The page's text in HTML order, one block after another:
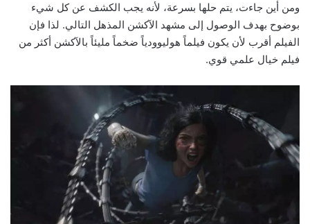
ومن أين جاءت، يتم حلها بسرعة، لأنه يجب الكشف عن كل شيء
بوضوح بهدف الوصول إلى مشهد الآكشن المذهل التالي. لذا فإن
الفيلم أقرب لأن يكون فيلماً هوليوودياً ضخماً مليئاً بالآكشن أكثر من
فيلم خيال علمي قوي.